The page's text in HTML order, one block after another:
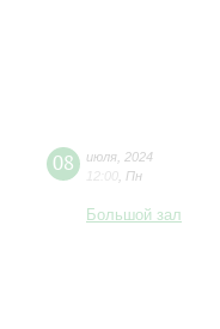
08 июля 2024
12:00 Пн
Большой зал